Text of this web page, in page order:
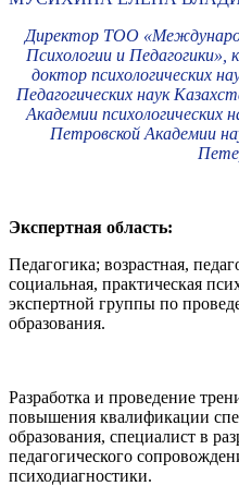
Директор ТОО
Психологии и Педагогики»,
доктор психологических
Педагогических наук
Академии психологических
Петровской Академии
Экспертная область:
Педагогика; возрастная,
социальная, практическая
экспертной группы по
образования.
Разработка и проведение
повышения квалификации
образования, специалист в
педагогического
психодиагностики.